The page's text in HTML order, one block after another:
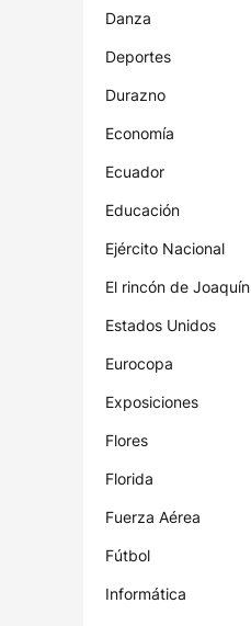
Danza
Deportes
Durazno
Economía
Ecuador
Educación
Ejército Nacional
El rincón de Joaquín
Estados Unidos
Eurocopa
Exposiciones
Flores
Florida
Fuerza Aérea
Fútbol
Informática